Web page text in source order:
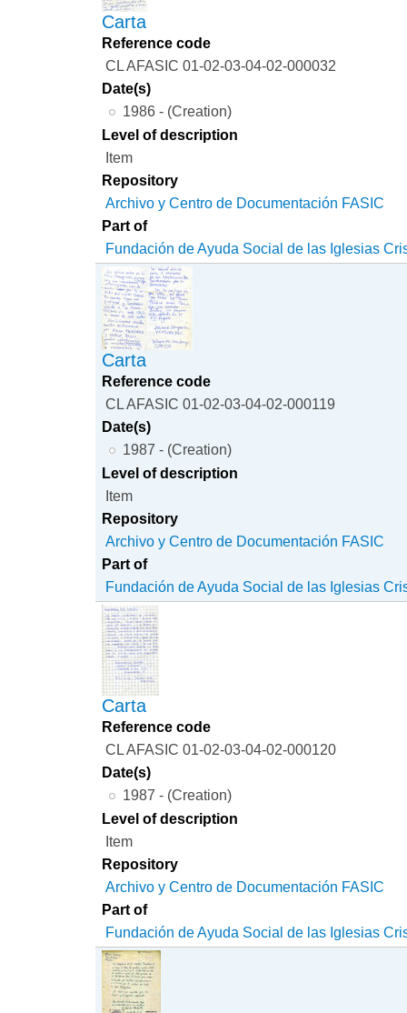
Carta
Reference code
CL AFASIC 01-02-03-04-02-000032
Date(s)
1986 - (Creation)
Level of description
Item
Repository
Archivo y Centro de Documentación FASIC
Part of
Fundación de Ayuda Social de las Iglesias
Carta
Reference code
CL AFASIC 01-02-03-04-02-000119
Date(s)
1987 - (Creation)
Level of description
Item
Repository
Archivo y Centro de Documentación FASIC
Part of
Fundación de Ayuda Social de las Iglesias
Carta
Reference code
CL AFASIC 01-02-03-04-02-000120
Date(s)
1987 - (Creation)
Level of description
Item
Repository
Archivo y Centro de Documentación FASIC
Part of
Fundación de Ayuda Social de las Iglesias